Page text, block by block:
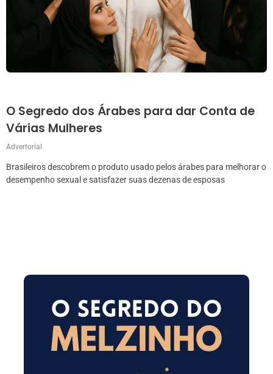
O Segredo dos Árabes para dar Conta de
Várias Mulheres
Advertorial
Brasileiros descobrem o produto usado pelos árabes para melhorar o
desempenho sexual e satisfazer suas dezenas de esposas